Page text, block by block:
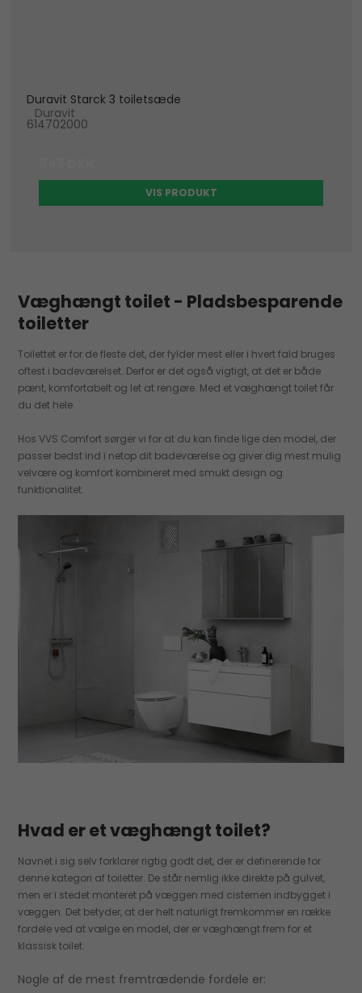
Duravit Starck 3 toiletsæde
Duravit
614702000
VIS PRODUKT
Væghængt toilet - Pladsbesparende
toiletter
Toilettet er for de fleste det, der fylder mest eller i hvert fald bruges
oftest i badeværelset. Derfor er det også vigtigt, at det er både
pænt, komfortabelt og let at rengøre. Med et væghængt toilet får
du det hele.
Hos VVS Comfort sørger vi for at du kan finde lige den model, der
passer bedst ind i netop dit badeværelse og giver dig mest mulig
velvære og komfort kombineret med smukt design og
funktionalitet.
Hvad er et væghængt toilet?
Navnet i sig selv forklarer rigtig godt det, der er definerende for
denne kategori af toiletter. De står nemlig ikke direkte på gulvet,
men er i stedet monteret på væggen med cisternen indbygget i
væggen. Det betyder, at der helt naturligt fremkommer en række
fordele ved at vælge en model, der er væghængt frem for et
klassisk toilet.
Nogle af de mest fremtrædende fordele er: